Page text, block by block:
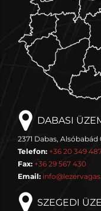
DABASI
2371 Dabas, Alsóbabád
Telefon: +36 20 349
Fax: +36 29 567 430
Email:
SZEGEDI